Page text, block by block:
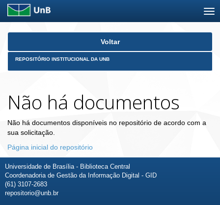
Skip
Voltar
REPOSITÓRIO INSTITUCIONAL DA UNB
Não há documentos
Não há documentos disponíveis no repositório de acordo com a
sua solicitação.
Página inicial do repositório
Universidade de Brasília - Biblioteca Central
Coordenadoria de Gestão da Informação Digital - GID
(61) 3107-2683
repositorio@unb.br